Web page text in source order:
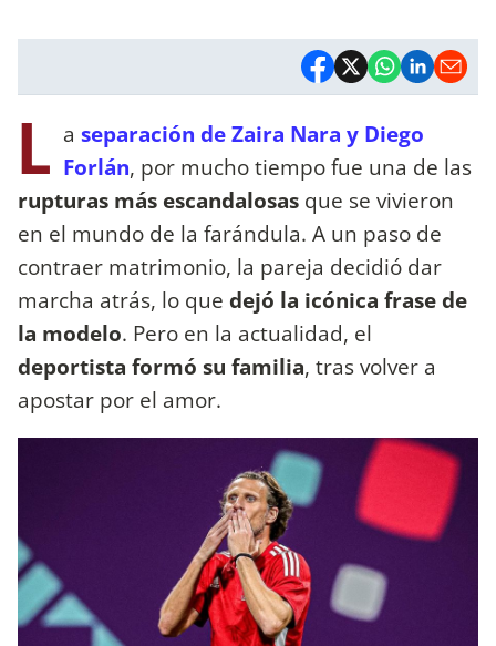
L a separación de Zaira Nara y Diego
Forlán, por mucho tiempo fue una de las
rupturas más escandalosas que se vivieron
en el mundo de la farándula. A un paso de
contraer matrimonio, la pareja decidió dar
marcha atrás, lo que dejó la icónica frase de
la modelo. Pero en la actualidad, el
deportista formó su familia, tras volver a
apostar por el amor.